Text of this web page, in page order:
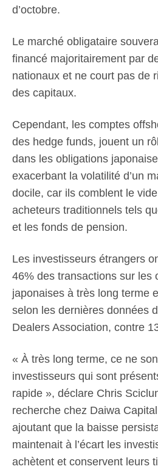
d’octobre.
Le marché obligataire
financé majoritairement par
nationaux et ne court pas de
des capitaux.
Cependant, les comptes
des hedge funds, jouent un
dans les obligations
exacerbant la volatilité d’un
docile, car ils comblent le
acheteurs traditionnels tels
et les fonds de pension.
Les investisseurs étrangers
46% des transactions sur les
japonaises à très long terme
selon les dernières données
Dealers Association, contre
« À très long terme, ce ne
investisseurs qui sont
rapide », déclare Chris
recherche chez Daiwa
ajoutant que la baisse
maintenait à l’écart les
achètent et conservent leurs